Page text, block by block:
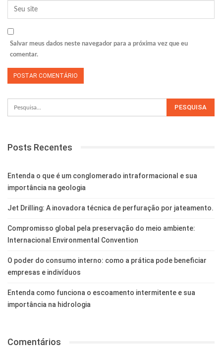
Salvar meus dados neste navegador para a próxima vez que eu
comentar.
Posts Recentes
Entenda o que é um conglomerado intraformacional e sua
importância na geologia
Jet Drilling: A inovadora técnica de perfuração por jateamento.
Compromisso global pela preservação do meio ambiente:
Internacional Environmental Convention
O poder do consumo interno: como a prática pode beneficiar
empresas e indivíduos
Entenda como funciona o escoamento intermitente e sua
importância na hidrologia
Comentários